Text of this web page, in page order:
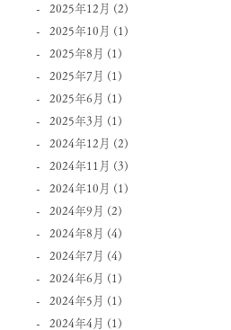
2025年12月 (2)
2025年10月 (1)
2025年8月 (1)
2025年7月 (1)
2025年6月 (1)
2025年3月 (1)
2024年12月 (2)
2024年11月 (3)
2024年10月 (1)
2024年9月 (2)
2024年8月 (4)
2024年7月 (4)
2024年6月 (1)
2024年5月 (1)
2024年4月 (1)